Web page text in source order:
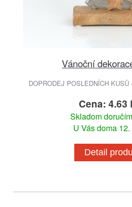
Vánoční
DOPRODEJ POSLEDNÍCH
Cena: 4.63
Skladom
U Vás doma 12.
Detail